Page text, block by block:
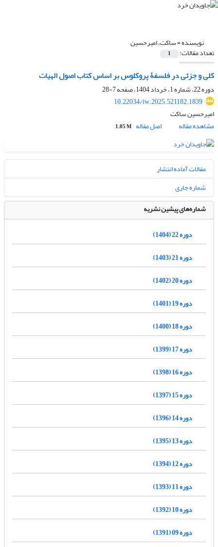
نویسنده =ساکت، امیرحسین
تعداد مقالات: 1
کلی و جزئی در فلسفۀ پروکلوس بر اساس کتاب اصول الهیات
دوره 22، شماره 1، خرداد 1404، صفحه
7-28
10.22034/iw.2025.521182.1839
امیرحسین ساکت
مشاهده مقاله
اصل مقاله 1.05 M
مقالات آماده انتشار
شماره جاری
شماره‌های پیشین نشریه
دوره 22 (1404)
دوره 21 (1403)
دوره 20 (1402)
دوره 19 (1401)
دوره 18 (1400)
دوره 17 (1399)
دوره 16 (1398)
دوره 15 (1397)
دوره 14 (1396)
دوره 13 (1395)
دوره 12 (1394)
دوره 11 (1393)
دوره 10 (1392)
دوره 09 (1391)